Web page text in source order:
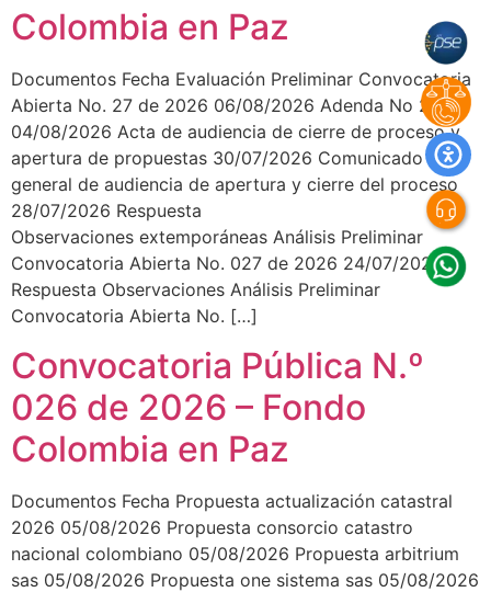
Colombia en Paz
Documentos Fecha Evaluación Preliminar Convocatoria
Abierta No. 27 de 2026 06/08/2026 Adenda No 2.
04/08/2026 Acta de audiencia de cierre de proceso y
apertura de propuestas 30/07/2026 Comunicado
general de audiencia de apertura y cierre del proceso
28/07/2026 Respuesta
Observaciones extemporáneas Análisis Preliminar
Convocatoria Abierta No. 027 de 2026 24/07/2026
Respuesta Observaciones Análisis Preliminar
Convocatoria Abierta No. […]
Convocatoria Pública N.º
026 de 2026 – Fondo
Colombia en Paz
Documentos Fecha Propuesta actualización catastral
2026 05/08/2026 Propuesta consorcio catastro
nacional colombiano 05/08/2026 Propuesta arbitrium
sas 05/08/2026 Propuesta one sistema sas 05/08/2026